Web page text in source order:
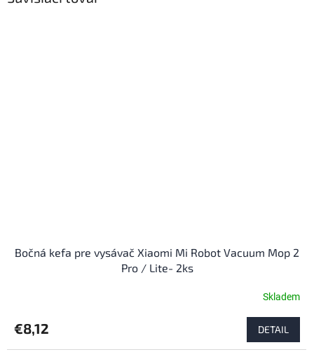
Bočná kefa pre vysávač Xiaomi Mi Robot Vacuum Mop 2
Pro / Lite- 2ks
Skladem
€8,12 DETAIL